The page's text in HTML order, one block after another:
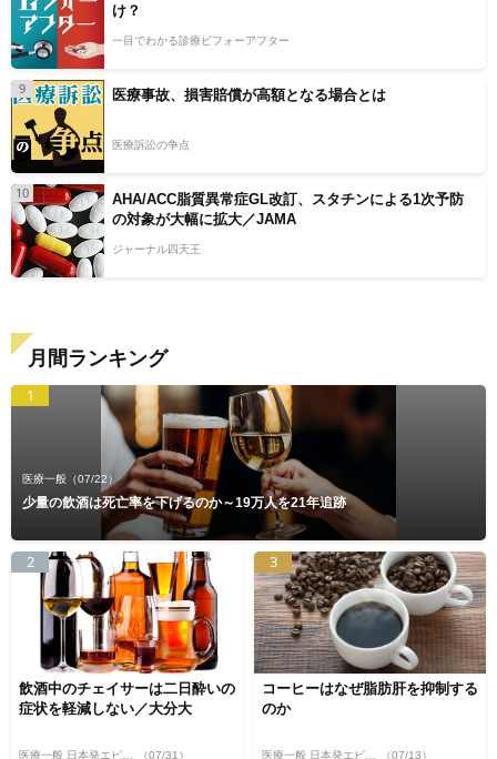
け？
一目でわかる診療ビフォーアフター
9 医療事故、損害賠償が高額となる場合とは
医療訴訟の争点
10
AHA/ACC脂質異常症GL改訂、スタチンによる1次予防
の対象が大幅に拡大／JAMA
ジャーナル四天王
月間ランキング
1
医療一般 （07/22）
少量の飲酒は死亡率を下げるのか～19万人を21年追跡
2
飲酒中のチェイサーは二日酔いの
症状を軽減しない／大分大
医療一般 日本発エビデンス （07/31）
3
コーヒーはなぜ脂肪肝を抑制する
のか
医療一般 日本発エビデンス （07/13）